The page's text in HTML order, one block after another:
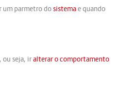
um parmetro dosistemae quando
ou seja, iralterar o comportamento